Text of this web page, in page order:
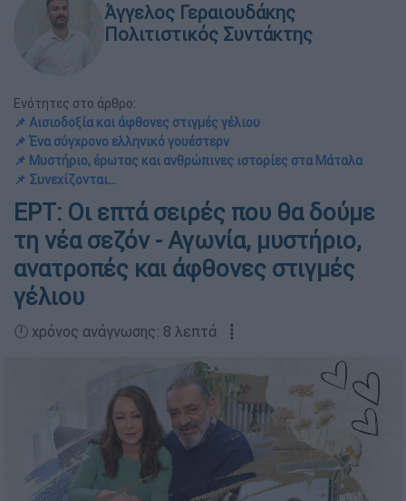
Άγγελος Γεραιουδάκης
Πολιτιστικός Συντάκτης
Ενότητες στο άρθρο:
📌 Αισιοδοξία και άφθονες στιγμές γέλιου
📌 Ένα σύγχρονο ελληνικό γουέστερν
📌 Μυστήριο, έρωτας και ανθρώπινες ιστορίες στα Μάταλα
📌 Συνεχίζονται...
ΕΡΤ: Οι επτά σειρές που θα δούμε
τη νέα σεζόν - Αγωνία, μυστήριο,
ανατροπές και άφθονες στιγμές
γέλιου
🕛 χρόνος ανάγνωσης: 8 λεπτά ┋